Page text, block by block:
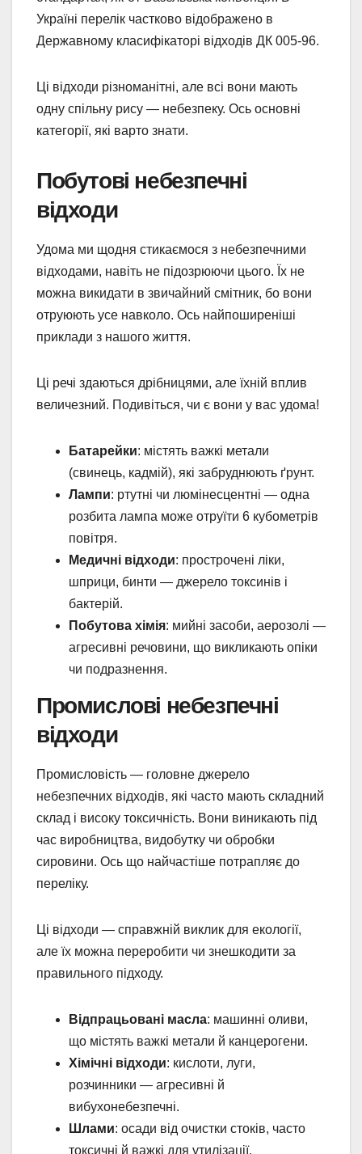
Україні перелік частково відображено в
Державному класифікаторі відходів ДК 005-96.
Ці відходи різноманітні, але всі вони мають
одну спільну рису — небезпеку. Ось основні
категорії, які варто знати.
Побутові небезпечні
відходи
Удома ми щодня стикаємося з небезпечними
відходами, навіть не підозрюючи цього. Їх не
можна викидати в звичайний смітник, бо вони
отруюють усе навколо. Ось найпоширеніші
приклади з нашого життя.
Ці речі здаються дрібницями, але їхній вплив
величезний. Подивіться, чи є вони у вас удома!
Батарейки: містять важкі метали
(свинець, кадмій), які забруднюють ґрунт.
Лампи: ртутні чи люмінесцентні — одна
розбита лампа може отруїти 6 кубометрів
повітря.
Медичні відходи: прострочені ліки,
шприци, бинти — джерело токсинів і
бактерій.
Побутова хімія: мийні засоби, аерозолі —
агресивні речовини, що викликають опіки
чи подразнення.
Промислові небезпечні
відходи
Промисловість — головне джерело
небезпечних відходів, які часто мають складний
склад і високу токсичність. Вони виникають під
час виробництва, видобутку чи обробки
сировини. Ось що найчастіше потрапляє до
переліку.
Ці відходи — справжній виклик для екології,
але їх можна переробити чи знешкодити за
правильного підходу.
Відпрацьовані масла: машинні оливи,
що містять важкі метали й канцерогени.
Хімічні відходи: кислоти, луги,
розчинники — агресивні й
вибухонебезпечні.
Шлами: осади від очистки стоків, часто
токсичні й важкі для утилізації.